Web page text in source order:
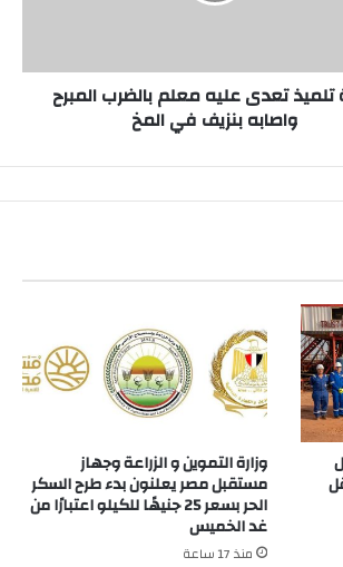
تلميذ تعدى عليه معلم بالضرب المبرح
واصابه بنزيف في المخ
وزارة التموين و الزراعة وجهاز
مستقبل مصر يعلنون بدء طرح السكر
الحر بسعر 25 جنيهًا للكيلو اعتبارًا من
غد الخميس
منذ 17 ساعة